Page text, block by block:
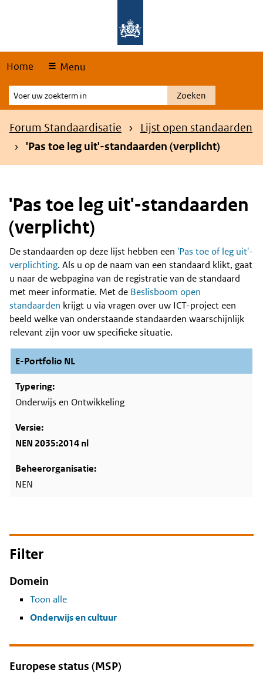
Home Menu
Voer
uw
zoekterm
Zoeken
Kruimelpad
Forum Standaardisatie
Lijst open standaarden
'Pas toe leg uit'-standaarden (verplicht)
'Pas toe leg uit'-standaarden
(verplicht)
Content
De standaarden op deze lijst hebben een 'Pas toe of leg uit'-
verplichting. Als u op de naam van een standaard klikt, gaat
u naar de webpagina van de registratie van de standaard
met meer informatie. Met de Beslisboom open
standaarden krijgt u via vragen over uw ICT-project een
beeld welke van onderstaande standaarden waarschijnlijk
relevant zijn voor uw specifieke situatie.
E-Portfolio NL
Onderwijs en Ontwikkeling
NEN 2035:2014 nl
NEN
Filter
Domein
Toon alle
Onderwijs en cultuur
Europese status (MSP)